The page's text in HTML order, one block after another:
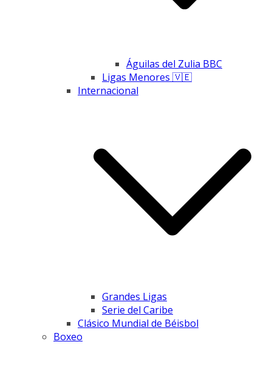
Águilas del Zulia BBC
Ligas Menores 🇻🇪
Internacional
Grandes Ligas
Serie del Caribe
Clásico Mundial de Béisbol
Boxeo